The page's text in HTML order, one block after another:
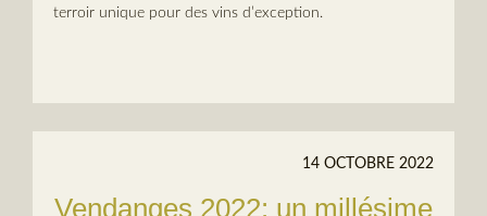
terroir unique pour des vins d’exception.
14 OCTOBRE 2022
Vendanges 2022: un millésime